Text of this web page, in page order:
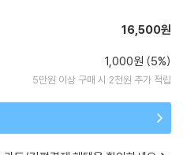
16,500원
1,000원 (5%)
5만원 이상 구매 시 2천원 추가 적립